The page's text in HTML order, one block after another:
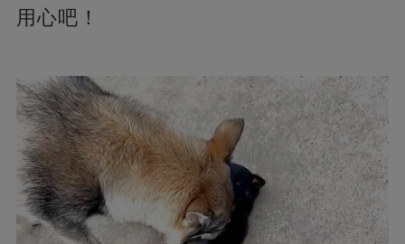
用心吧！